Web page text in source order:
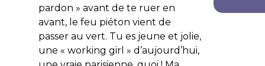
pardon » avant de te ruer en
avant, le feu piéton vient de
passer au vert. Tu es jeune et jolie,
une « working girl » d’aujourd’hui,